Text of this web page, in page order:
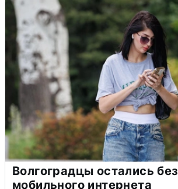
Волгоградцы остались без
мобильного интернета